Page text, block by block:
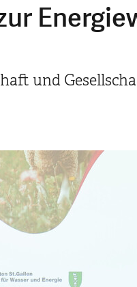
und